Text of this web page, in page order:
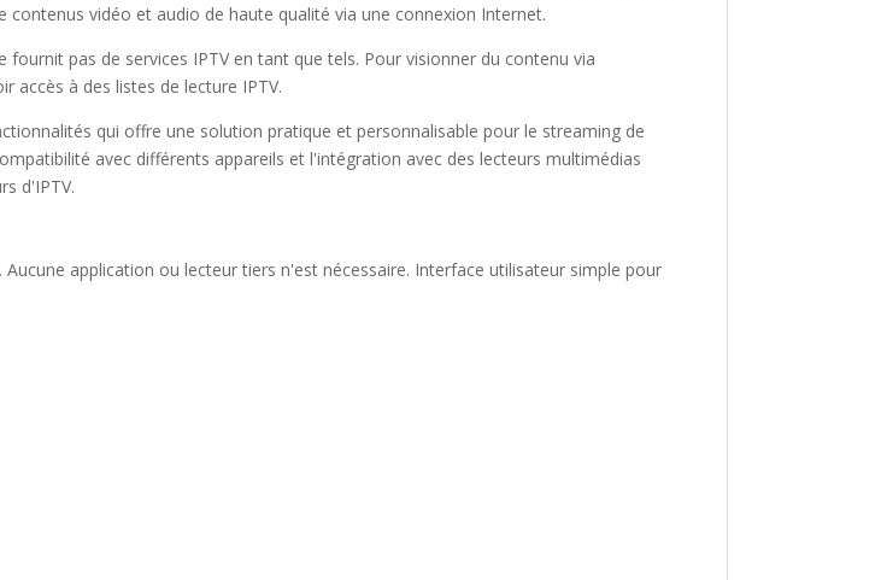
vidéo et audio de haute qualité via une connexion Internet.
pas de services IPTV en tant que tels. Pour visionner du contenu via
accès à des listes de lecture IPTV.
qui offre une solution pratique et personnalisable pour le streaming de
avec différents appareils et l'intégration avec des lecteurs multimédias
d'IPTV.
application ou lecteur tiers n'est nécessaire. Interface utilisateur simple pour